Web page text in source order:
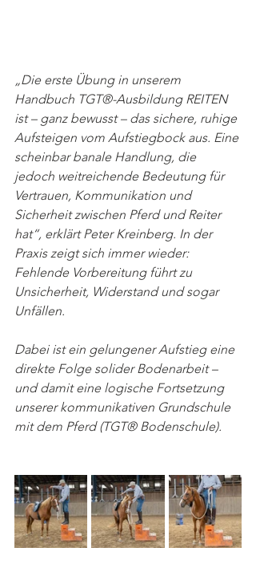
„Die erste Übung in unserem
Handbuch TGT®-Ausbildung REITEN
ist – ganz bewusst – das sichere, ruhige
Aufsteigen vom Aufstiegbock aus. Eine
scheinbar banale Handlung, die
jedoch weitreichende Bedeutung für
Vertrauen, Kommunikation und
Sicherheit zwischen Pferd und Reiter
hat“, erklärt Peter Kreinberg. In der
Praxis zeigt sich immer wieder:
Fehlende Vorbereitung führt zu
Unsicherheit, Widerstand und sogar
Unfällen.
Dabei ist ein gelungener Aufstieg eine
direkte Folge solider Bodenarbeit –
und damit eine logische Fortsetzung
unserer kommunikativen Grundschule
mit dem Pferd (TGT® Bodenschule).